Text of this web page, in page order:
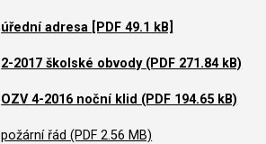
úřední adresa [PDF 49.1 kB]
2-2017 školské obvody (PDF 271.84 kB)
OZV 4-2016 noční klid (PDF 194.65 kB)
požární řád (PDF 2.56 MB)